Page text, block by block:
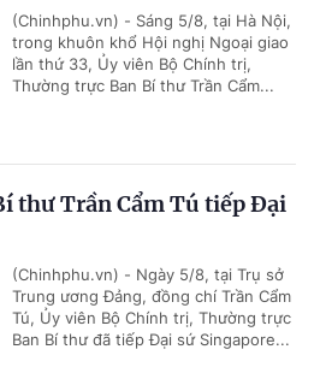
(Chinhphu.vn) - Sáng 5/8, tại Hà Nội,
trong khuôn khổ Hội nghị Ngoại giao
lần thứ 33, Ủy viên Bộ Chính trị,
Thường trực Ban Bí thư Trần Cẩm...
thư Trần Cẩm Tú tiếp Đại
(Chinhphu.vn) - Ngày 5/8, tại Trụ sở
Trung ương Đảng, đồng chí Trần Cẩm
Tú, Ủy viên Bộ Chính trị, Thường trực
Ban Bí thư đã tiếp Đại sứ Singapore...